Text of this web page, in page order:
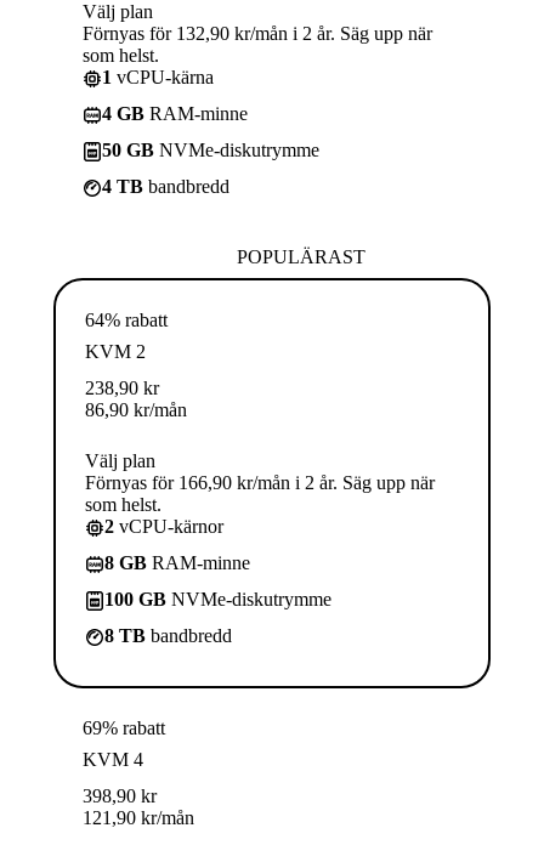
Välj plan
Förnyas för 132,90 kr/mån i 2 år. Säg upp när
som helst.
1 vCPU-kärna
4 GB RAM-minne
50 GB NVMe-diskutrymme
4 TB bandbredd
POPULÄRAST
64% rabatt
KVM 2
238,90 kr
86,90 kr/mån
Välj plan
Förnyas för 166,90 kr/mån i 2 år. Säg upp när
som helst.
2 vCPU-kärnor
8 GB RAM-minne
100 GB NVMe-diskutrymme
8 TB bandbredd
69% rabatt
KVM 4
398,90 kr
121,90 kr/mån